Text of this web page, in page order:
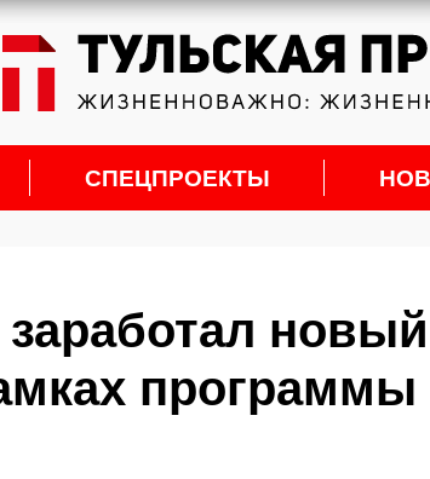
СПЕЦПРОЕКТЫ
новый